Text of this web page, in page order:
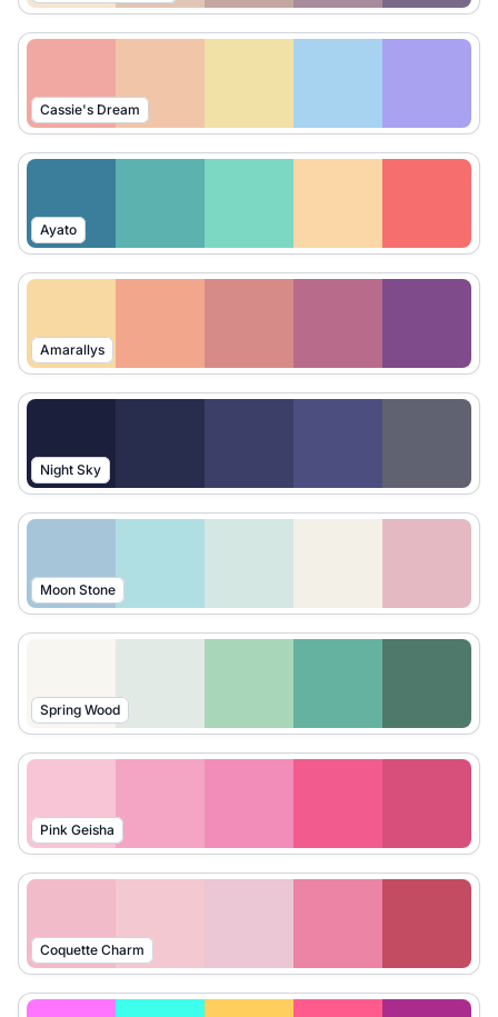
Cassie's Dream
Ayato
Amarallys
Night Sky
Moon Stone
Spring Wood
Pink Geisha
Coquette Charm